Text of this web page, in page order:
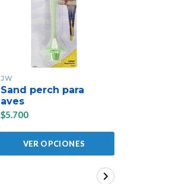
JW
Sand perch para
aves
$5.700
VER OPCIONES